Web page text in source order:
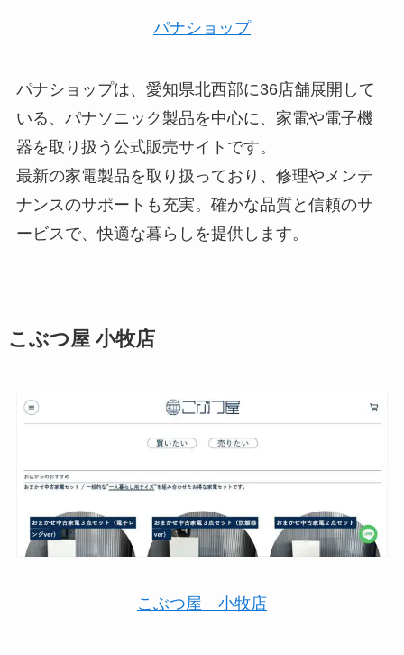
パナショップ
パナショップは、愛知県北西部に36店舗展開して
いる、パナソニック製品を中心に、家電や電子機
器を取り扱う公式販売サイトです。
最新の家電製品を取り扱っており、修理やメンテ
ナンスのサポートも充実。確かな品質と信頼のサ
ービスで、快適な暮らしを提供します。
こぶつ屋 小牧店
こぶつ屋 小牧店